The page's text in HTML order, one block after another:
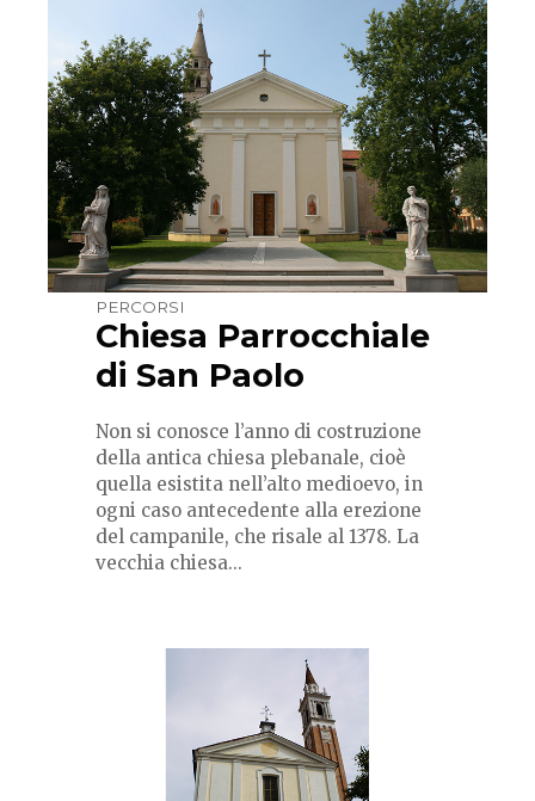
PERCORSI
Chiesa Parrocchiale
di San Paolo
Non si conosce l’anno di costruzione
della antica chiesa plebanale, cioè
quella esistita nell’alto medioevo, in
ogni caso antecedente alla erezione
del campanile, che risale al 1378. La
vecchia chiesa...